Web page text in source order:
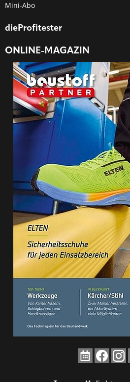
Mini-Abo
dieProfitester
ONLINE-MAGAZIN